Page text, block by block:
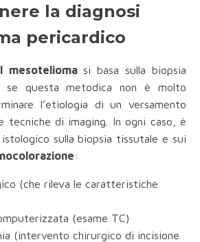
la diagnosi
pericardico
mesotelioma si basa sulla biopsia
se questa metodica non è molto
l’etiologia di un versamento
tecniche di imaging. In ogni caso, è
sulla biopsia tissutale e sui
:
(che rileva le caratteristiche
(esame TC)
(intervento chirurgico di incisione